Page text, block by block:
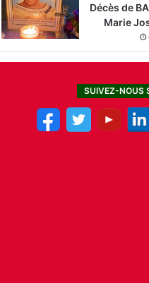
Décès de
Marie
SUIVEZ-NOUS